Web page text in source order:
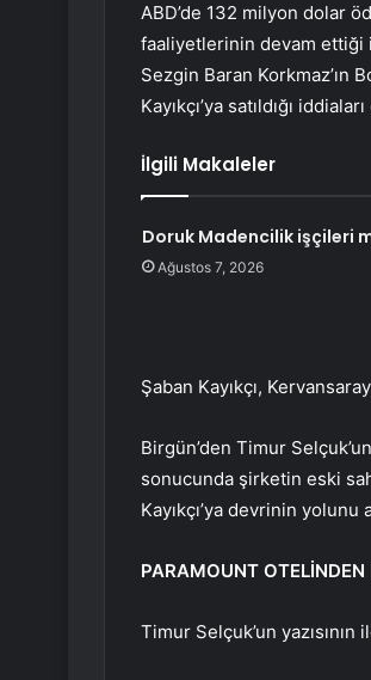
ABD’de 132 milyon dolar
faaliyetlerinin devam ettiği
Sezgin Baran Korkmaz’ın
Kayıkçı’ya satıldığı
İlgili Makaleler
Doruk Madencilik işçileri
Ağustos 7, 2026
Şaban Kayıkçı,
Birgün’den Timur
sonucunda şirketin eski
Kayıkçı’ya devrinin yolunu
PARAMOUNT OTELİNDEN
Timur Selçuk’un